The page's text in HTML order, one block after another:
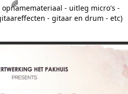
- uitleg micro's -
- gitaar en drum - etc)